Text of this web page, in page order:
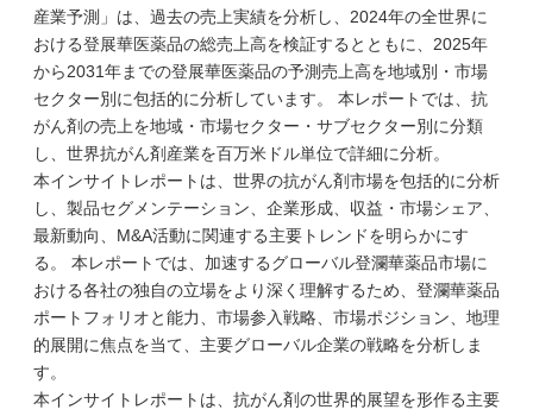
産業予測」は、過去の売上実績を分析し、2024年の全世界に
おける登展華医薬品の総売上高を検証するとともに、2025年
から2031年までの登展華医薬品の予測売上高を地域別・市場
セクター別に包括的に分析しています。 本レポートでは、抗
がん剤の売上を地域・市場セクター・サブセクター別に分類
し、世界抗がん剤産業を百万米ドル単位で詳細に分析。
本インサイトレポートは、世界の抗がん剤市場を包括的に分析
し、製品セグメンテーション、企業形成、収益・市場シェア、
最新動向、M&A活動に関連する主要トレンドを明らかにす
る。 本レポートでは、加速するグローバル登瀾華薬品市場に
おける各社の独自の立場をより深く理解するため、登瀾華薬品
ポートフォリオと能力、市場参入戦略、市場ポジション、地理
的展開に焦点を当て、主要グローバル企業の戦略を分析しま
す。
本インサイトレポートは、抗がん剤の世界的展望を形作る主要